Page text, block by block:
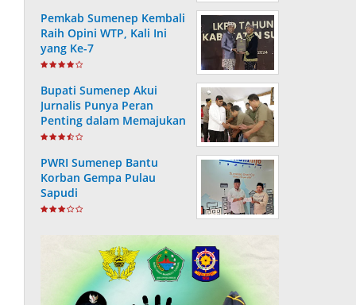
Pemkab Sumenep Kembali
Raih Opini WTP, Kali Ini
yang Ke-7
Bupati Sumenep Akui
Jurnalis Punya Peran
Penting dalam Memajukan
Daerah
PWRI Sumenep Bantu
Korban Gempa Pulau
Sapudi